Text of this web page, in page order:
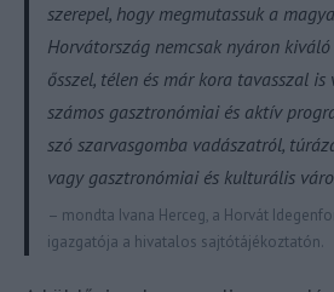
szerepel, hogy megmutassuk a
Horvátország nemcsak nyáron
ősszel, télen és már kora tavasszal
számos gasztronómiai és aktív
szó szarvasgomba vadászatról,
vagy gasztronómiai és kulturális
– mondta Ivana Herceg, a Horvát
igazgatója a hivatalos sajtótájékoztatón.